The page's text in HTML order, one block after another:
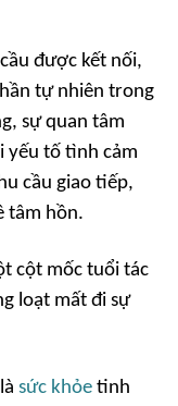
được kết nối,
tự nhiên trong
sự quan tâm
yếu tố tình cảm
cầu giao tiếp,
tâm hồn.
cột mốc tuổi tác
loạt mất đi sự
sức khỏe tinh